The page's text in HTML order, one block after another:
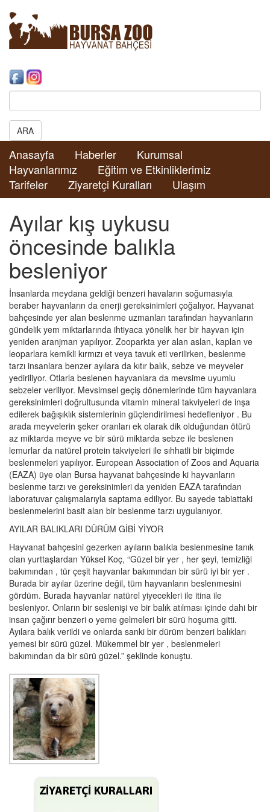
Search:
ARA
Anasayfa Haberler
Kurumsal
Hayvanlarımız
Eğitim ve Etkinliklerimiz
Tarifeler
Ziyaretçi Kuralları Ulaşım
Ayılar kış uykusu
öncesinde balıkla
besleniyor
İnsanlarda meydana geldiği benzeri havaların soğumasıyla
beraber hayvanların da enerji gereksinimleri çoğalıyor. Hayvanat
bahçesinde yer alan beslenme uzmanları tarafından hayvanların
gündelik yem miktarlarında ihtiyaca yönelik her bir hayvan için
yeniden aranjman yapılıyor. Zooparkta yer alan aslan, kaplan ve
leoparlara kemikli kırmızı et veya tavuk eti verilirken, beslenme
tarzı insanlara benzer ayılara da kıtır balık, sebze ve meyveler
yediriliyor. Otlarla beslenen hayvanlara da mevsime uyumlu
sebzeler veriliyor. Mevsimsel geçiş dönemlerinde tüm hayvanlara
gereksinimleri doğrultusunda vitamin mineral takviyeleri de inşa
edilerek bağışıklık sistemlerinin güçlendirilmesi hedefleniyor . Bu
arada meyvelerin şeker oranları ek olarak dik olduğundan ötürü
az miktarda meyve ve bir sürü miktarda sebze ile beslenen
lemurlar da natürel protein takviyeleri ile sıhhatli bir biçimde
beslenmeleri yapılıyor. European Association of Zoos and Aquaria
(EAZA) üye olan Bursa hayvanat bahçesinde ki hayvanların
beslenme tarzı ve gereksinimleri da yeniden EAZA tarafından
laboratuvar çalışmalarıyla saptama ediliyor. Bu sayede tabiattaki
beslenmelerini basit alan bir beslenme tarzı uygulanıyor.
AYILAR BALIKLARI DÜRÜM GİBİ YİYOR
Hayvanat bahçesini gezerken ayıların balıkla beslenmesine tanık
olan yurttaşlardan Yüksel Koç, “Güzel bir yer , her şeyi, temizliği
bakımından , tür çeşit hayvanlar bakımından bir sürü iyi bir yer .
Burada bir ayılar üzerine değil, tüm hayvanların beslenmesini
gördüm. Burada hayvanlar natürel yiyecekleri ile itina ile
besleniyor. Onların bir seslenişi ve bir balık atılması içinde dahi bir
insan çağırır benzeri o yeme gelmeleri bir sürü hoşuma gitti.
Ayılara balık verildi ve onlarda sanki bir dürüm benzeri balıkları
yemesi bir sürü güzel. Mükemmel bir yer , beslenmeleri
bakımından da bir sürü güzel.” şeklinde konuştu.